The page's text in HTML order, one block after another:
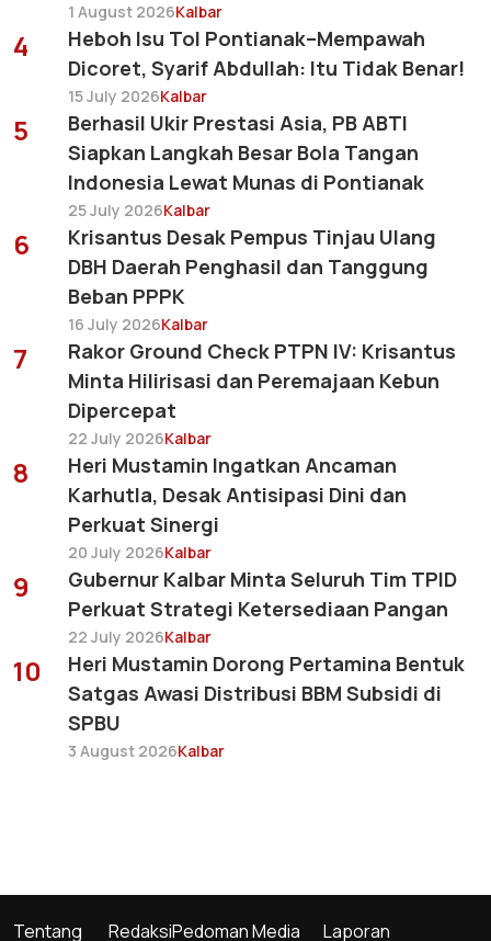
1 August 2026Kalbar
4
Heboh Isu Tol Pontianak–Mempawah
Dicoret, Syarif Abdullah: Itu Tidak Benar!
15 July 2026Kalbar
5
Berhasil Ukir Prestasi Asia, PB ABTI
Siapkan Langkah Besar Bola Tangan
Indonesia Lewat Munas di Pontianak
25 July 2026Kalbar
6
Krisantus Desak Pempus Tinjau Ulang
DBH Daerah Penghasil dan Tanggung
Beban PPPK
16 July 2026Kalbar
7
Rakor Ground Check PTPN IV: Krisantus
Minta Hilirisasi dan Peremajaan Kebun
Dipercepat
22 July 2026Kalbar
8
Heri Mustamin Ingatkan Ancaman
Karhutla, Desak Antisipasi Dini dan
Perkuat Sinergi
20 July 2026Kalbar
9
Gubernur Kalbar Minta Seluruh Tim TPID
Perkuat Strategi Ketersediaan Pangan
22 July 2026Kalbar
10
Heri Mustamin Dorong Pertamina Bentuk
Satgas Awasi Distribusi BBM Subsidi di
SPBU
3 August 2026Kalbar
Tentang RedaksiPedoman Media Laporan